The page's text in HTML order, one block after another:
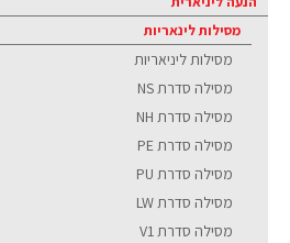
מסילות לינאריות
מסילות ליניאריות
מסילה סדרת NS
מסילה סדרת NH
מסילה סדרת PE
מסילה סדרת PU
מסילה סדרת LW
מסילה סדרת V1